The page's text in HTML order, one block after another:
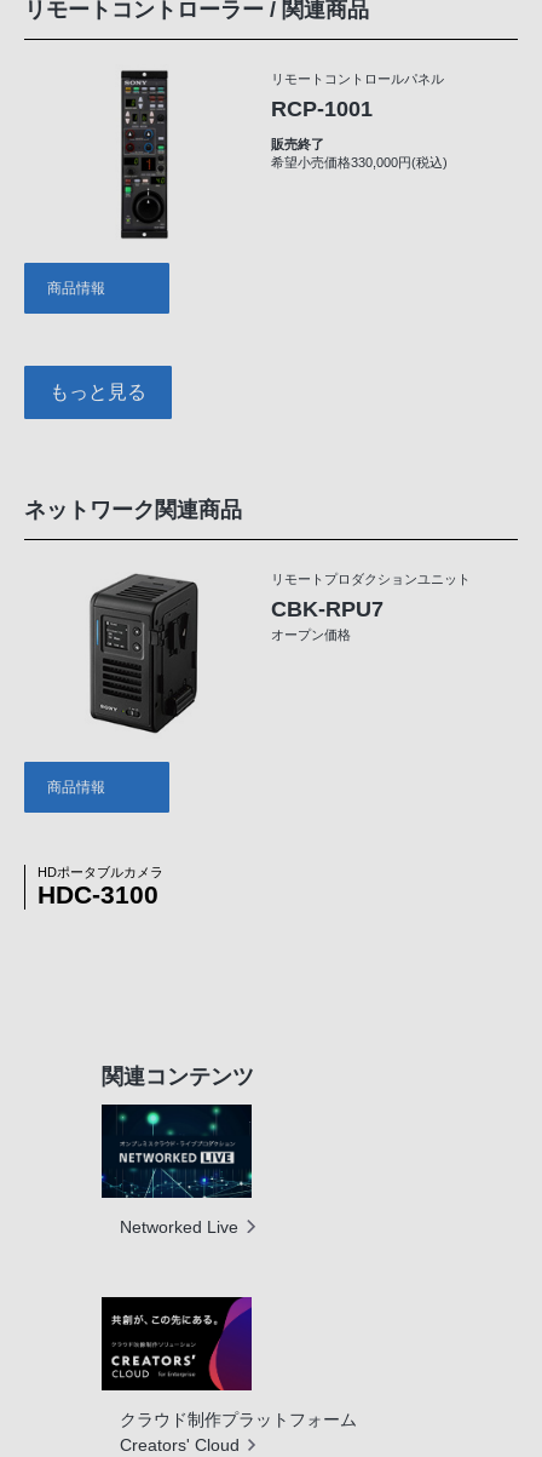
リモートコントローラー / 関連商品
リモートコントロールパネル
RCP-1001
販売終了
希望小売価格330,000円(税込)
商品情報
もっと見る
ネットワーク関連商品
リモートプロダクションユニット
CBK-RPU7
オープン価格
商品情報
HDポータブルカメラ
HDC-3100
関連コンテンツ
Networked Live
クラウド制作プラットフォーム
Creators' Cloud